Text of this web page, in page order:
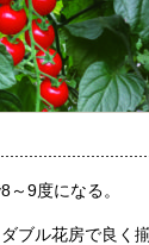
9度になる。
ブル花房で良く揃